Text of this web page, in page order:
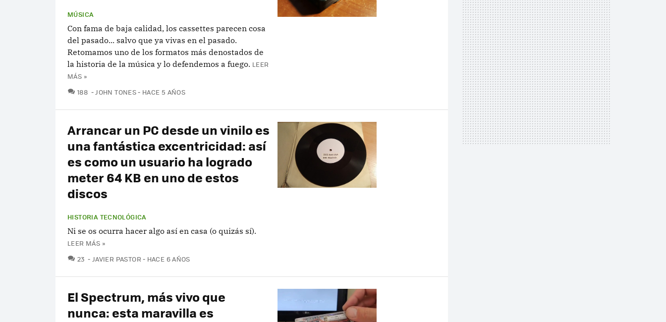
MÚSICA
Con fama de baja calidad, los cassettes parecen cosa
del pasado... salvo que ya vivas en el pasado.
Retomamos uno de los formatos más denostados de
la historia de la música y lo defendemos a fuego. LEER
MÁS »
188 COMENTARIOS
JOHN TONES HACE 5 AÑOS
Arrancar un PC desde un vinilo es
una fantástica excentricidad: así
es como un usuario ha logrado
meter 64 KB en uno de estos
discos
HISTORIA TECNOLÓGICA
Ni se os ocurra hacer algo así en casa (o quizás sí).
LEER MÁS »
23 COMENTARIOS
JAVIER PASTOR HACE 6 AÑOS
El Spectrum, más vivo que
nunca: esta maravilla es